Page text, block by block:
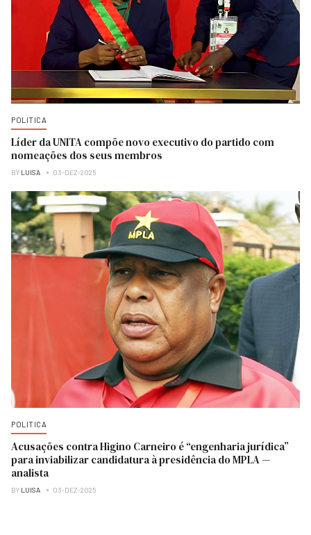
POLITICA
Líder da UNITA compõe novo executivo do partido com
nomeações dos seus membros
BY LUISA 03-DEZ-2025
POLITICA
Acusações contra Higino Carneiro é “engenharia jurídica”
para inviabilizar candidatura à presidência do MPLA —
analista
BY LUISA 03-DEZ-2025